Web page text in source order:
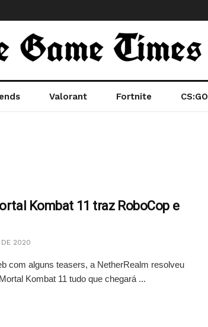
Valorant Fortnite CS:GO
Kombat 11 traz RoboCop e
2020
com alguns teasers, a NetherRealm resolveu
Kombat 11 tudo que chegará ...